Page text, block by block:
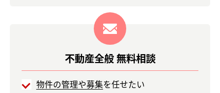
不動産全般無料相談
物件の管理や募集を任せたい